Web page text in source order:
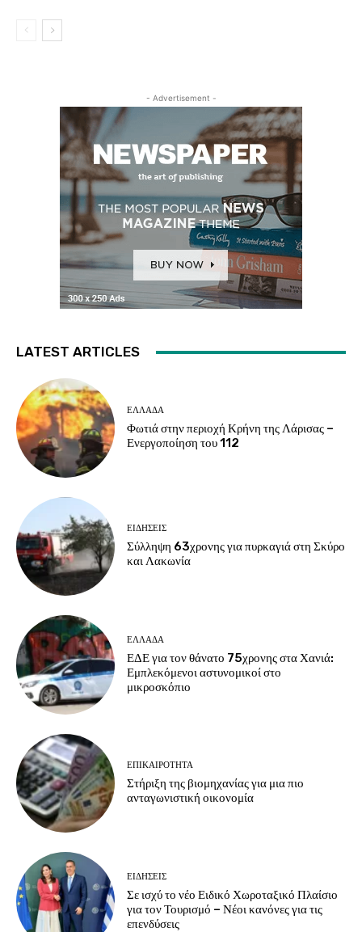
- Advertisement -
LATEST ARTICLES
ΕΛΛΑΔΑ
Φωτιά στην περιοχή Κρήνη της Λάρισας –
Ενεργοποίηση του 112
ΕΙΔΗΣΕΙΣ
Σύλληψη 63χρονης για πυρκαγιά στη Σκύρο
και Λακωνία
ΕΛΛΑΔΑ
ΕΔΕ για τον θάνατο 75χρονης στα Χανιά:
Εμπλεκόμενοι αστυνομικοί στο
μικροσκόπιο
ΕΠΙΚΑΙΡΟΤΗΤΑ
Στήριξη της βιομηχανίας για μια πιο
ανταγωνιστική οικονομία
ΕΙΔΗΣΕΙΣ
Σε ισχύ το νέο Ειδικό Χωροταξικό Πλαίσιο
για τον Τουρισμό – Νέοι κανόνες για τις
επενδύσεις